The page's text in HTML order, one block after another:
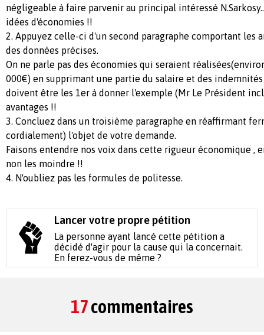
négligeable à faire parvenir au principal intéressé
idées d'économies !!
2. Appuyez celle-ci d'un second paragraphe comportant les
des données précises.
On ne parle pas des économies qui seraient
000€) en supprimant une partie du salaire et des
doivent être les 1er à donner l'exemple (Mr Le Président
avantages !!
3. Concluez dans un troisième paragraphe en réaffirmant
cordialement) l'objet de votre demande.
Faisons entendre nos voix dans cette rigueur économique ,
non les moindre !!
4. N'oubliez pas les formules de politesse.
Lancer votre propre pétition
La personne ayant lancé cette pétition a
décidé d'agir pour la cause qui la concernait.
En ferez-vous de même ?
17commentaires